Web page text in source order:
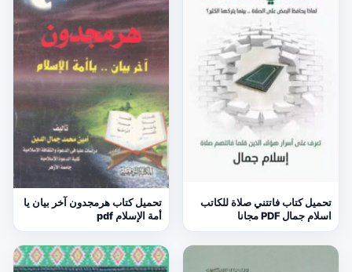
تحميل كتاب فاتتني صلاة للكاتب
اسلام جمال PDF مجانا
تحميل كتاب هرمجدون آخر بيان يا
أمة الإسلام pdf